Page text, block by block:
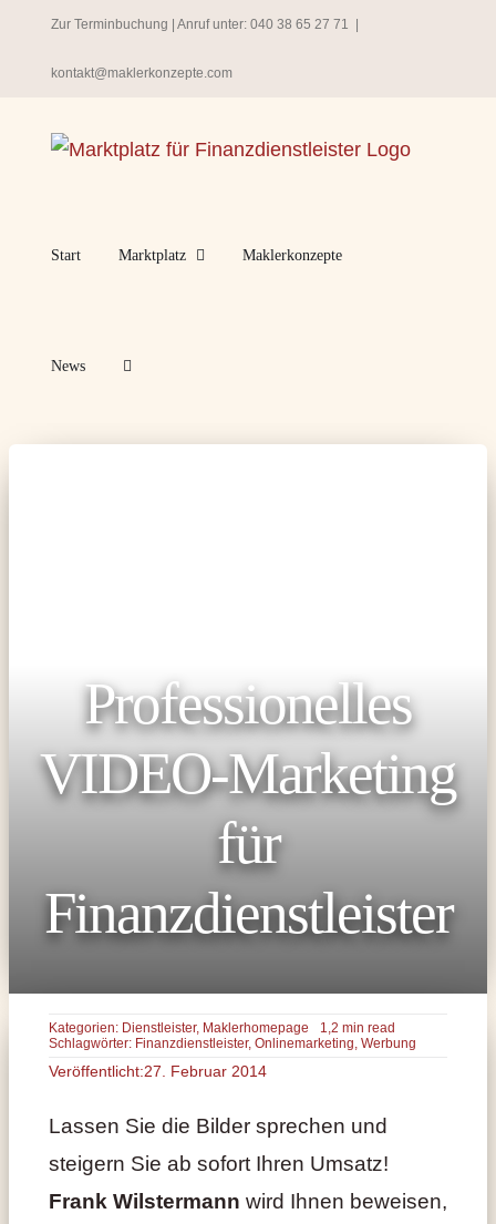
springen
Zur Terminbuchung | Anruf unter: 040 38 65 27 71
kontakt@maklerkonzepte.com
Start Marktplatz Maklerkonzepte
News
Professionelles
VIDEO-Marketing
für
Finanzdienstleister
Kategorien: Dienstleister, Maklerhomepage
1,2 min read
Schlagwörter: Finanzdienstleister, Onlinemarketing Werbung
Veröffentlicht:27. Februar 2014
Lassen Sie die Bilder sprechen und
steigern Sie ab sofort Ihren Umsatz!
Frank Wilstermann wird Ihnen beweisen,